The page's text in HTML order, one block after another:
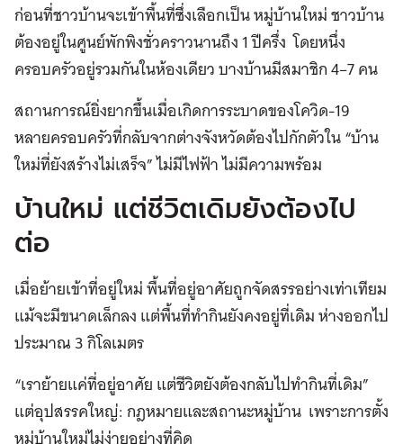
ก่อนที่ชาวบ้านจะเข้าพื้นที่ซึ่งเลือกเป็น หมู่บ้านใหม่ ชาวบ้าน
ต้องอยู่ในศูนย์พักพิงชั่วคราวนานถึง 1 ปีครึ่ง โดยหนึ่ง
ครอบครัวอยู่รวมกันในห้องเดียว บางบ้านมีสมาชิก 4–7 คน
สถานการณ์ยิ่งยากขึ้นเมื่อเกิดการระบาดของโควิด-19
หลายครอบครัวที่กลับจากต่างจังหวัดต้องไปกักตัวใน “บ้าน
ใหม่ที่ยังสร้างไม่เสร็จ” ไม่มีไฟฟ้า ไม่มีความพร้อม
บ้านใหม่ แต่ชีวิตเดิมยังต้องไป
ต่อ
เมื่อย้ายเข้าที่อยู่ใหม่ พื้นที่อยู่อาศัยถูกจัดสรรอย่างเท่าเทียม
แม้จะมีขนาดเล็กลง แต่พื้นที่ทำกินยังคงอยู่ที่เดิม ห่างออกไป
ประมาณ 3 กิโลเมตร
“เราย้ายแค่ที่อยู่อาศัย แต่ชีวิตยังต้องกลับไปทำกินที่เดิม”
แต่อุปสรรคใหญ่: กฎหมายและสถานะหมู่บ้าน เพราะการตั้ง
หมู่บ้านใหม่ไม่ง่ายอย่างที่คิด